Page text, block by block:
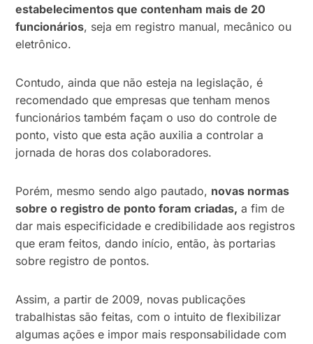
estabelecimentos que contenham mais de 20
funcionários, seja em registro manual, mecânico ou
eletrônico.
Contudo, ainda que não esteja na legislação, é
recomendado que empresas que tenham menos
funcionários também façam o uso do controle de
ponto, visto que esta ação auxilia a controlar a
jornada de horas dos colaboradores.
Porém, mesmo sendo algo pautado, novas normas
sobre o registro de ponto foram criadas, a fim de
dar mais especificidade e credibilidade aos registros
que eram feitos, dando início, então, às portarias
sobre registro de pontos.
Assim, a partir de 2009, novas publicações
trabalhistas são feitas, com o intuito de flexibilizar
algumas ações e impor mais responsabilidade com